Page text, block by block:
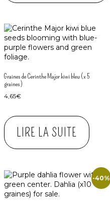
Graines de Cerinthe Major kiwi bleu (x 5
graines)
4,65€
LIRE LA SUITE
-40%